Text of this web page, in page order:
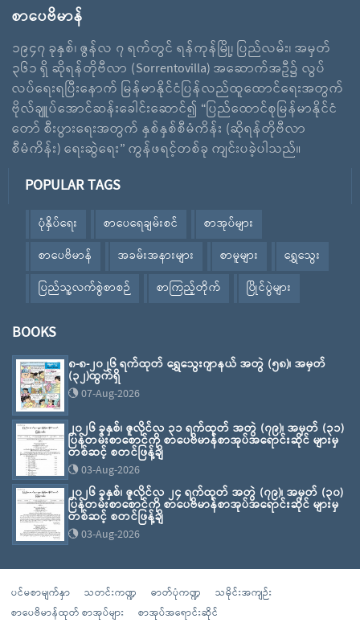
စာပေဗိမာန်
၁၉၄၇ ခုနှစ်၊ ဇွန်လ ၇ ရက်တွင် ရန်ကုန်မြို့၊ ပြည်လမ်း၊ အမှတ်
၃၆၁ ရှိ ဆိုရန်တိုဗီလာ (Sorrentovilla) အဆောက်အဦ၌ လွပ်
လပ်ရေးရပြီးနောက် မြန်မာနိုင်ငံပြန်လည်ထူထောင်ရေးအတွက်
ဗိုလ်ချူပ်အောင်ဆန်းခေါင်းဆောင်၍ “ပြည်ထောင်စုမြန်မာနိုင်ငံ
တော် စီးပွားရေးအတွက် နှစ်နှစ်စီမံကိန်း (ဆိုရန်တိုဗီလာ
စီမံကိန်း) ရေးဆွဲရေး” ကွန်ဖရင့်တစ်ခု ကျင်းပခဲ့ပါသည်။
POPULAR TAGS
ပုံနှိပ်ရေး စာပေရေချမ်းစင်
စာအုပ်များ
စာပေဗိမာန်
အခမ်းအနားများ စာမူများ
ရွှေသွေး
ပြည်သူ့လက်စွဲစာစဉ်
စာကြည့်တိုက် ပြိုင်ပွဲများ
BOOKS
၈-၈-၂၀၂၆ ရက်ထုတ် ရွှေသွေးဂျာနယ် အတွဲ (၅၈)၊ အမှတ်
(၃၂)ထွက်ရှိ
07-Aug-2026
၂၀၂၆ ခုနှစ်၊ ဇူလိုင်လ ၃၁ ရက်ထုတ် အတွဲ (၇၉)၊ အမှတ် (၃၁)
ပြန်တမ်းစာစောင်ကို စာပေဗိမာန်စာအုပ်အရောင်းဆိုင် များမှ
တစ်ဆင့် စတင်ဖြန့်ချိ
03-Aug-2026
၂၀၂၆ ခုနှစ်၊ ဇူလိုင်လ ၂၄ ရက်ထုတ် အတွဲ (၇၉)၊ အမှတ် (၃၀)
ပြန်တမ်းစာစောင်ကို စာပေဗိမာန်စာအုပ်အရောင်းဆိုင် များမှ
တစ်ဆင့် စတင်ဖြန့်ချိ
03-Aug-2026
ပင်မစာမျက်နှာ သတင်းကဏ္ဍ ဓာတ်ပုံကဏ္ဍ
သမိုင်းအကျဉ်း
စာပေဗိမာန်ထုတ် စာအုပ်များ
စာအုပ်အရောင်းဆိုင်